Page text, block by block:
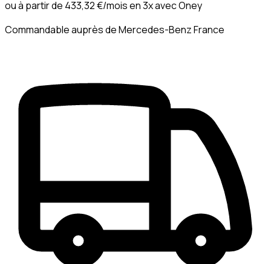
ou à partir de 433,32 €/mois en 3x avecOney
Commandable auprès de Mercedes-Benz France